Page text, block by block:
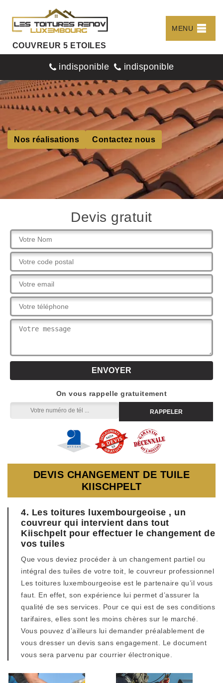
COUVREUR 5 ETOILES
MENU
indisponible indisponible
Nos réalisations Contactez nous
Devis gratuit
On vous rappelle gratuitement
DEVIS CHANGEMENT DE TUILE
KIISCHPELT
4. Les toitures luxembourgeoise , un
couvreur qui intervient dans tout
Kiischpelt pour effectuer le changement de
vos tuiles
Que vous deviez procéder à un changement partiel ou
intégral des tuiles de votre toit, le couvreur professionnel
Les toitures luxembourgeoise est le partenaire qu’il vous
faut. En effet, son expérience lui permet d’assurer la
qualité de ses services. Pour ce qui est de ses conditions
tarifaires, elles sont les moins chères sur le marché.
Vous pouvez d’ailleurs lui demander préalablement de
vous dresser un devis sans engagement. Le document
vous sera parvenu par courrier électronique.